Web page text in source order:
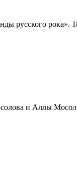
русского рока».
и Аллы